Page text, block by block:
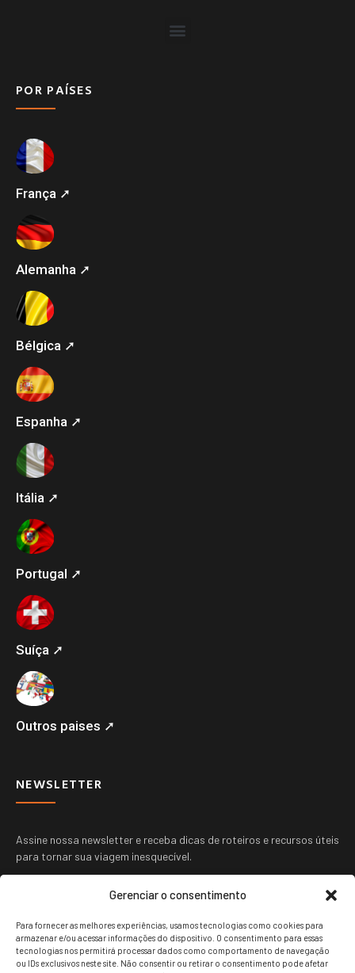
Gerenciar o consentimento
Para fornecer as melhores experiências, usamos tecnologias como cookies para
armazenar e/ou acessar informações do dispositivo. O consentimento para essas
tecnologias nos permitirá processar dados como comportamento de navegação
ou IDs exclusivos neste site. Não consentir ou retirar o consentimento pode afetar
POR PAÍSES
França ➚
Alemanha ➚
Bélgica ➚
Espanha ➚
Itália ➚
Portugal ➚
Suíça ➚
Outros paises ➚
NEWSLETTER
Assine nossa newsletter e receba dicas de roteiros e recursos úteis
para tornar sua viagem inesquecível.